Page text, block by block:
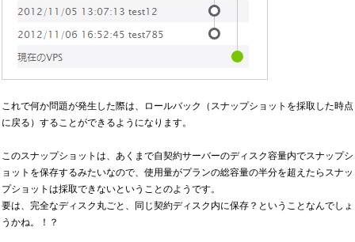
これで何か問題が発生した際は、ロールバック（スナップショットを採取した時点
に戻る）することができるようになります。
このスナップショットは、あくまで自契約サーバーのディスク容量内でスナップシ
ョットを保存するみたいなので、使用量がプランの総容量の半分を超えたらスナッ
プショットは採取できないということのようです。
要は、完全なディスク丸ごと、同じ契約ディスク内に保存？ということなんでしょ
うかね。！？